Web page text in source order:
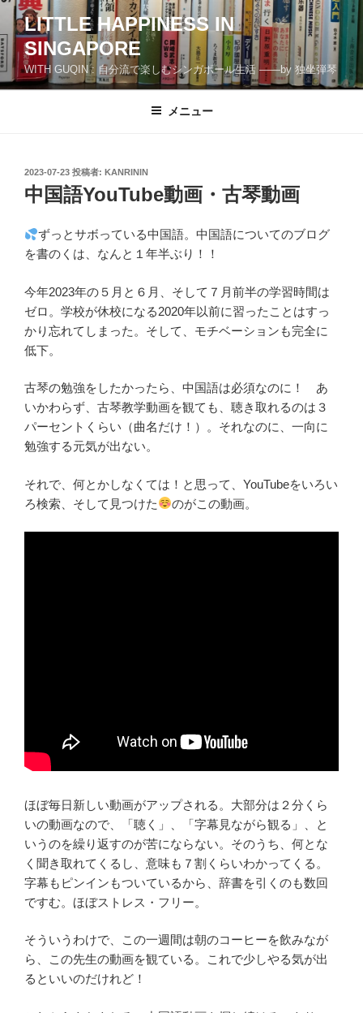
テ
ン
ツ
LITTLE HAPPINESS IN
SINGAPORE
WITH GUQIN : 自分流で楽しむシンガポール生活 ――by 独坐弾琴
メニュー
投
日:
2023-07-23 投稿者: KANRININ
中国語YouTube動画・古琴動画
ずっとサボっている中国語。中国語についてのブログ
を書のくは、なんと１年半ぶり！！
今年2023年の５月と６月、そして７月前半の学習時間は
ゼロ。学校が休校になる2020年以前に習ったことはすっ
かり忘れてしまった。そして、モチベーションも完全に
低下。
古琴の勉強をしたかったら、中国語は必須なのに！ あ
いかわらず、古琴教学動画を観ても、聴き取れるのは３
パーセントくらい（曲名だけ！）。それなのに、一向に
勉強する元気が出ない。
それで、何とかしなくては！と思って、YouTubeをいろい
ろ検索、そして見つけた
のがこの動画。
ほぼ毎日新しい動画がアップされる。大部分は２分くら
いの動画なので、「聴く」、「字幕見ながら観る」、と
いうのを繰り返すのが苦にならない。そのうち、何とな
く聞き取れてくるし、意味も７割くらいわかってくる。
字幕もピンインもついているから、辞書を引くのも数回
ですむ。ほぼストレス・フリー。
そういうわけで、この一週間は朝のコーヒーを飲みなが
ら、この先生の動画を観ている。これで少しやる気が出
るといいのだけれど！